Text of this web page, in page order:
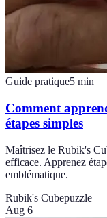
Guide pratique5 min
Comment
étapes simples
Maîtrisez le Rubik's
efficace. Apprenez
emblématique.
Rubik's Cubepuzzle
Aug 6